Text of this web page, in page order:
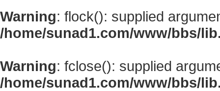
Warning: flock(): supplied
/home/sunad1.com/www/bbs/
Warning: fclose(): supplied
/home/sunad1.com/www/bbs/